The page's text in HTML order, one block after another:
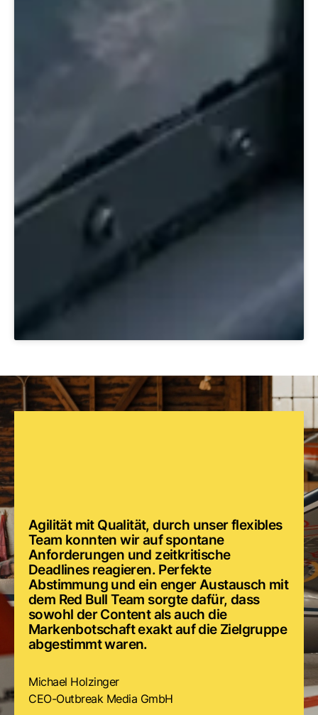
Agilität mit Qualität, durch unser flexibles
Team konnten wir auf spontane
Anforderungen und zeitkritische
Deadlines reagieren. Perfekte
Abstimmung und ein enger Austausch mit
dem Red Bull Team sorgte dafür, dass
sowohl der Content als auch die
Markenbotschaft exakt auf die Zielgruppe
abgestimmt waren.
Michael Holzinger
CEO-Outbreak Media GmbH